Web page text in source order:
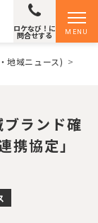
MENU
ロケなび！に
問合せする
地域ニュース) >
ランド確
携協定」